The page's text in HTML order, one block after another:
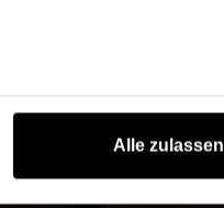
Alle zulassen